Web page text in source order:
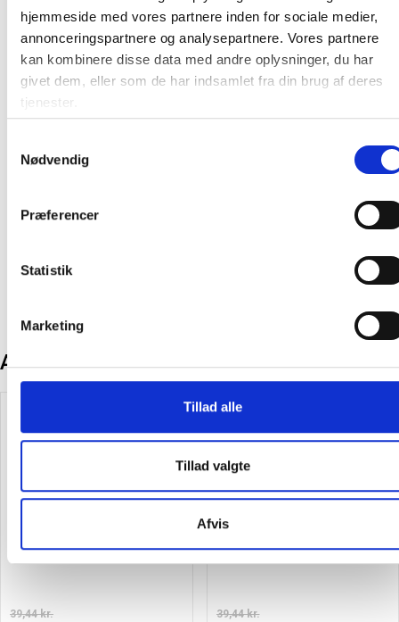
hjemmeside med vores partnere inden for sociale medier,
annonceringspartnere og analysepartnere. Vores partnere
kan kombinere disse data med andre oplysninger, du har
givet dem, eller som de har indsamlet fra din brug af deres
tjenester.
Nødvendig
Præferencer
Statistik
Marketing
Tillad alle
Tillad valgte
Afvis
Flimmerfri
Farve: Sort
Andre kunder købte også
3-10mm grøn
39,44 kr.
3-10mm sort
39,44 kr.